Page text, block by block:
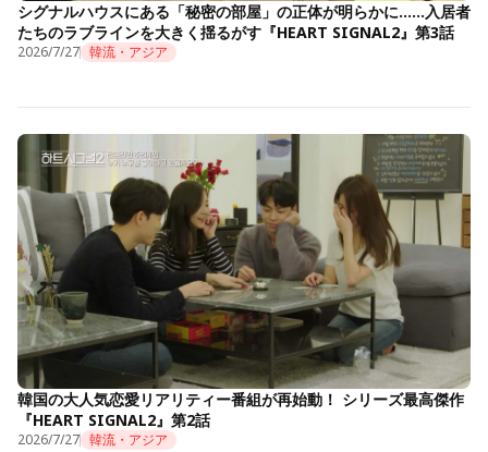
シグナルハウスにある「秘密の部屋」の正体が明らかに……入居者
たちのラブラインを大きく揺るがす『HEART SIGNAL2』第3話
2026/7/27 韓流・アジア
韓国の大人気恋愛リアリティー番組が再始動！ シリーズ最高傑作
『HEART SIGNAL2』第2話
2026/7/27 韓流・アジア